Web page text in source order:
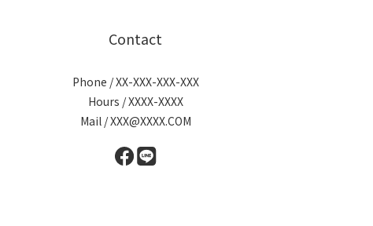
Contact
Phone / XX-XXX-XXX-XXX
Hours / XXXX-XXXX
Mail / XXX@XXXX.COM